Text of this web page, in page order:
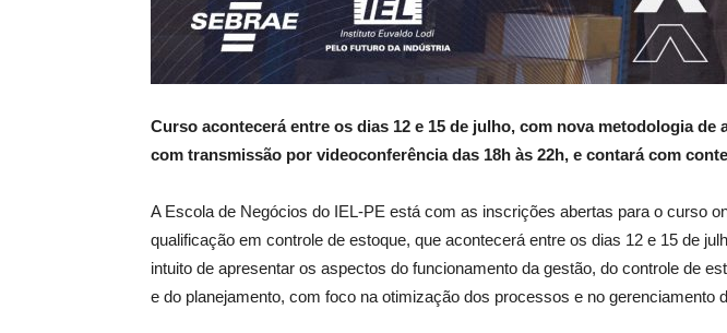
Curso acontecerá entre os dias 12 e 15 de julho, com nova metodologia de
com transmissão por videoconferência das 18h às 22h, e contará com
A Escola de Negócios do IEL-PE está com as inscrições abertas para o curso
qualificação em controle de estoque, que acontecerá entre os dias 12 e 15 de
intuito de apresentar os aspectos do funcionamento da gestão, do controle de
e do planejamento, com foco na otimização dos processos e no gerenciamento